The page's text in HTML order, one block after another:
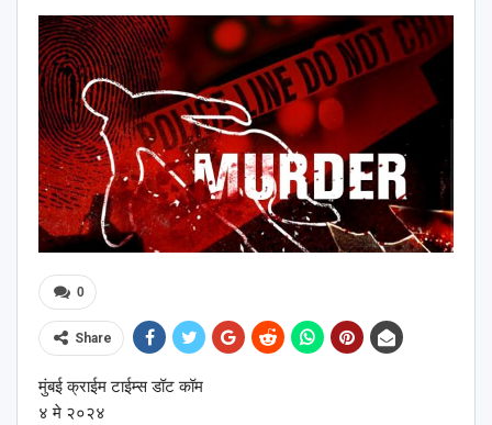
0
Share
मुंबई क्राईम टाईम्स डॉट कॉम
४ मे २०२४